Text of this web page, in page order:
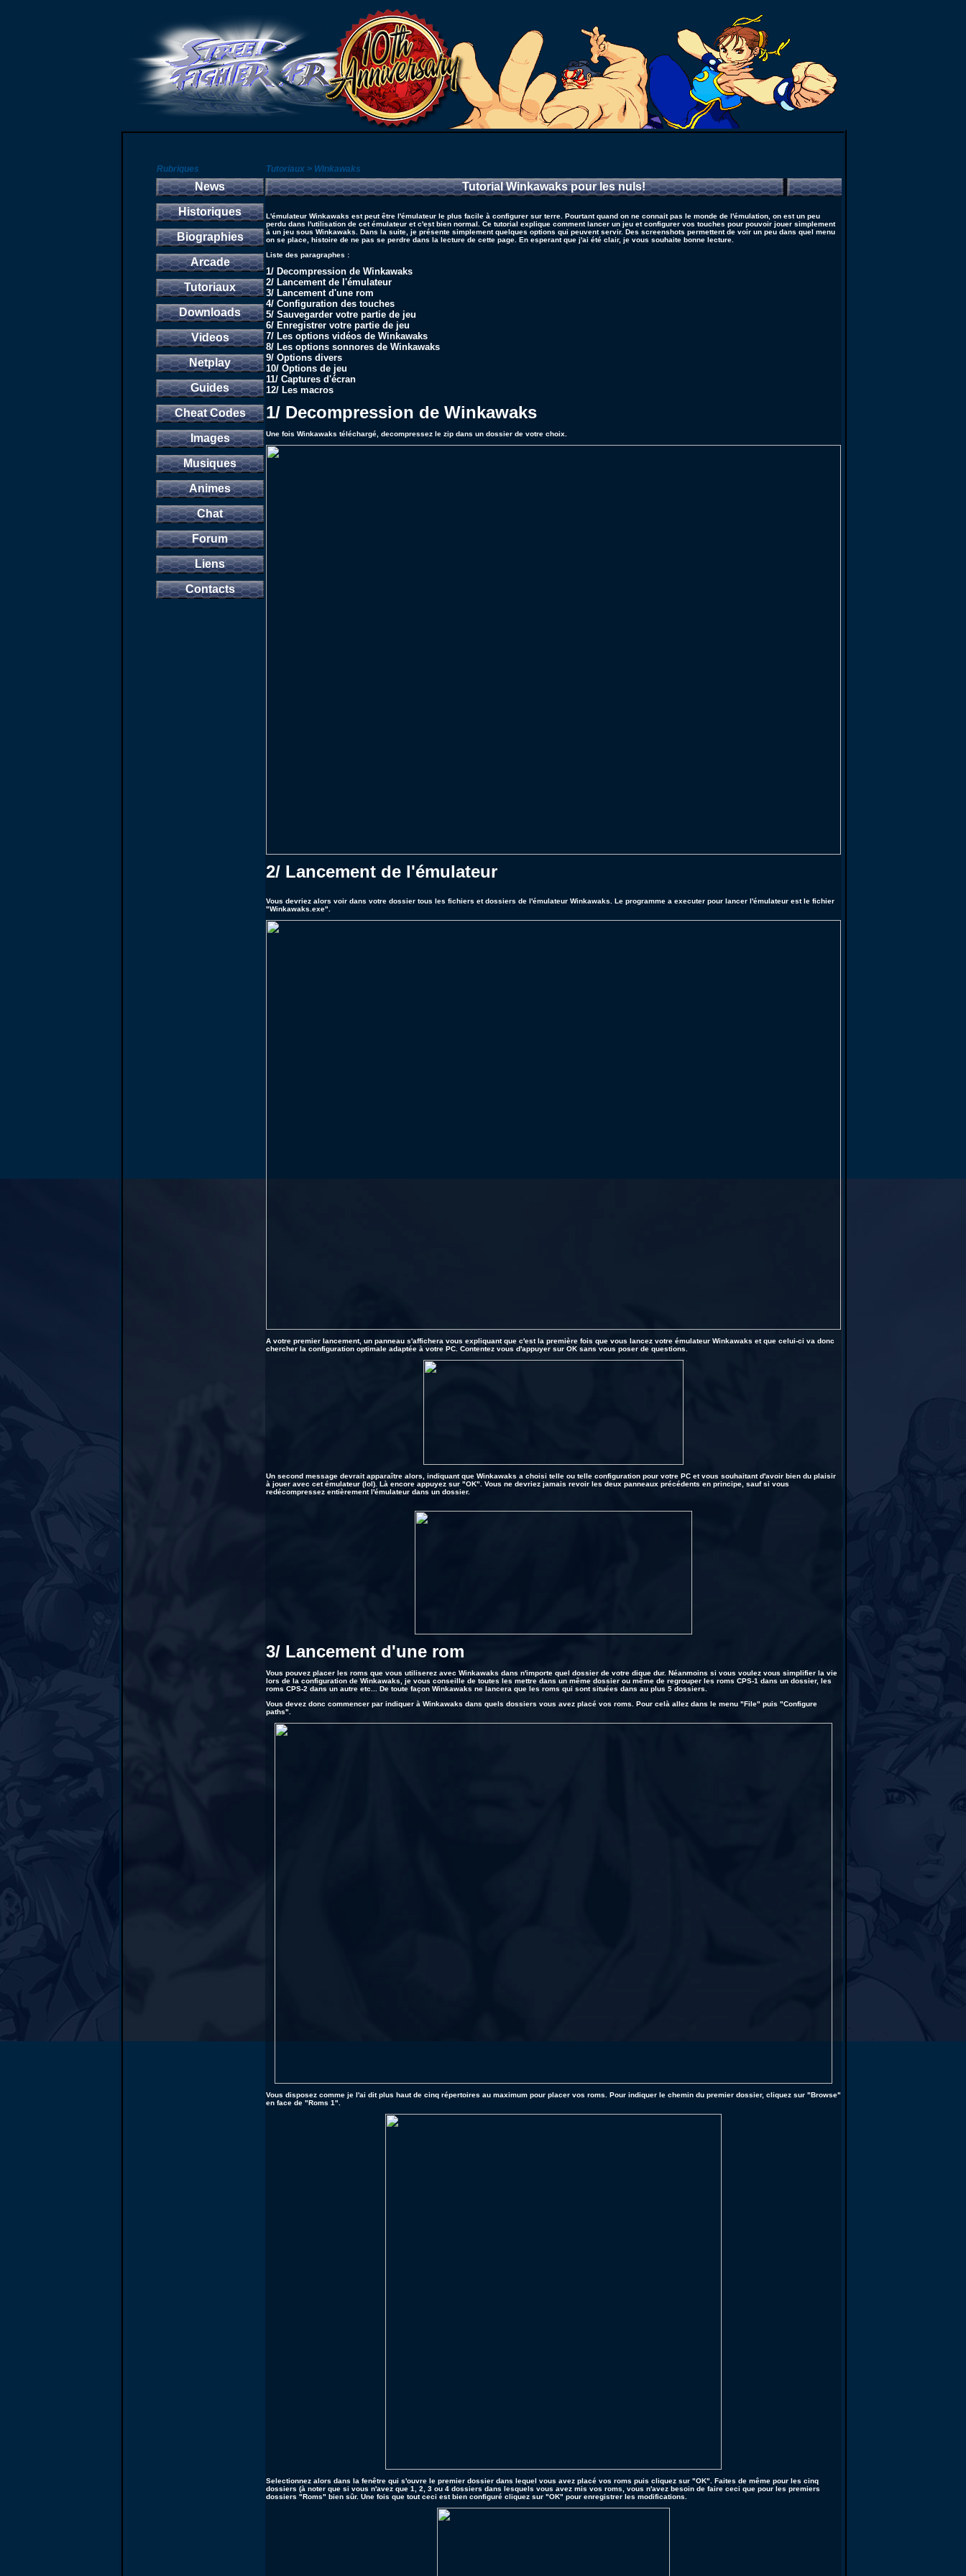
Rubriques
News
Historiques
Biographies
Arcade
Tutoriaux
Downloads
Videos
Netplay
Guides
Cheat Codes
Images
Musiques
Animes
Chat
Forum
Liens
Contacts
Tutoriaux > Winkawaks
Tutorial Winkawaks pour les nuls!
L'émulateur Winkawaks est peut être l'émulateur le plus facile à configurer sur terre. Pourtant quand on ne connait pas le monde de l'émulation, on est un peu
perdu dans l'utilisation de cet émulateur et c'est bien normal. Ce tutorial explique comment lancer un jeu et configurer vos touches pour pouvoir jouer simplement
à un jeu sous Winkawaks. Dans la suite, je présente simplement quelques options qui peuvent servir. Des screenshots permettent de voir un peu dans quel menu
on se place, histoire de ne pas se perdre dans la lecture de cette page. En esperant que j'ai été clair, je vous souhaite bonne lecture.
Liste des paragraphes :
1/ Decompression de Winkawaks
2/ Lancement de l'émulateur
3/ Lancement d'une rom
4/ Configuration des touches
5/ Sauvegarder votre partie de jeu
6/ Enregistrer votre partie de jeu
7/ Les options vidéos de Winkawaks
8/ Les options sonnores de Winkawaks
9/ Options divers
10/ Options de jeu
11/ Captures d'écran
12/ Les macros
1/ Decompression de Winkawaks
Une fois Winkawaks téléchargé, decompressez le zip dans un dossier de votre choix.
2/ Lancement de l'émulateur
Vous devriez alors voir dans votre dossier tous les fichiers et dossiers de l'émulateur Winkawaks. Le programme a executer pour lancer l'émulateur est le fichier
"Winkawaks.exe".
A votre premier lancement, un panneau s'affichera vous expliquant que c'est la première fois que vous lancez votre émulateur Winkawaks et que celui-ci va donc
chercher la configuration optimale adaptée à votre PC. Contentez vous d'appuyer sur OK sans vous poser de questions.
Un second message devrait apparaître alors, indiquant que Winkawaks a choisi telle ou telle configuration pour votre PC et vous souhaitant d'avoir bien du plaisir
à jouer avec cet émulateur (lol). Là encore appuyez sur "OK". Vous ne devriez jamais revoir les deux panneaux précédents en principe, sauf si vous
redécompressez entièrement l'émulateur dans un dossier.
3/ Lancement d'une rom
Vous pouvez placer les roms que vous utiliserez avec Winkawaks dans n'importe quel dossier de votre dique dur. Néanmoins si vous voulez vous simplifier la vie
lors de la configuration de Winkawaks, je vous conseille de toutes les mettre dans un même dossier ou même de regrouper les roms CPS-1 dans un dossier, les
roms CPS-2 dans un autre etc... De toute façon Winkawaks ne lancera que les roms qui sont situées dans au plus 5 dossiers.
Vous devez donc commencer par indiquer à Winkawaks dans quels dossiers vous avez placé vos roms. Pour celà allez dans le menu "File" puis "Configure
paths".
Vous disposez comme je l'ai dit plus haut de cinq répertoires au maximum pour placer vos roms. Pour indiquer le chemin du premier dossier, cliquez sur "Browse"
en face de "Roms 1".
Selectionnez alors dans la fenêtre qui s'ouvre le premier dossier dans lequel vous avez placé vos roms puis cliquez sur "OK". Faites de même pour les cinq
dossiers (à noter que si vous n'avez que 1, 2, 3 ou 4 dossiers dans lesquels vous avez mis vos roms, vous n'avez besoin de faire ceci que pour les premiers
dossiers "Roms" bien sûr. Une fois que tout ceci est bien configuré cliquez sur "OK" pour enregistrer les modifications.